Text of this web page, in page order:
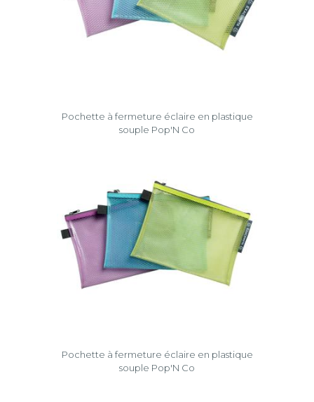
Pochette à fermeture éclaire en plastique
souple Pop'N Co
Pochette à fermeture éclaire en plastique
souple Pop'N Co